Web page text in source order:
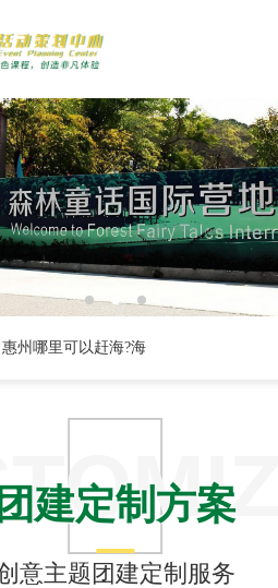
主题团建活动
主题团建系列
户外达人计划
匠人制作系列
音乐释压系列
数字团建系列
文化赋能系列
组织运动系列
定制化方案
团建基地
旅游主题小镇
商务度假景区
国防军事教育
生产制造企业
众程团建
联系方式
高级培训师-张伟峰
高级培训师-周义军
高级培训师-全鹏举
高级培训师-李根
：让松散的个体，凝
：让团队在放松中蓄
互动中成长：户外主
· ​全包式团建坪山团
憾下的理念，体验下
练得到的五大要素
在于提高沟通管理能
业为什么要选择拓展
管理潜力的人才到底
训与休闲旅游结合的新
展训练的团队会有什么
州哪里可以赶海?海
主题创意让入住别开生
建一个成功的民宿，
现自然之美，享受民
未来：主题团建活动不
团建定制方案
意主题团建定制服务